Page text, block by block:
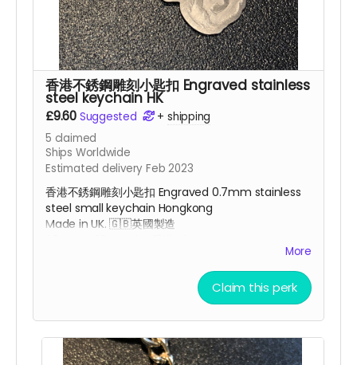
香港不銹鋼雕刻小匙扣 Engraved stainless
steel keychain HK
£9.60 Suggested + shipping
5 claimed
Ships Worldwide
Estimated delivery Feb 2023
香港不銹鋼雕刻小匙扣 Engraved 0.7mm stainless
steel small keychain Hongkong
Made in UK. 🇬🇧英國製造
More
Claim this perk